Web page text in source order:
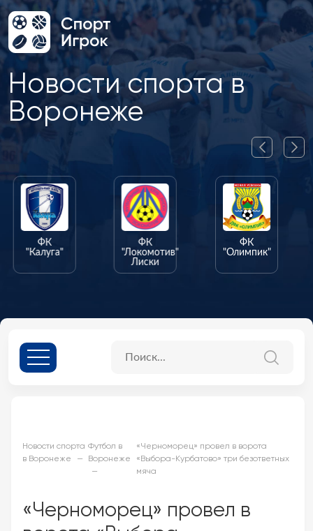
Новости спорта в
Воронеже
ФК
"Калуга"
ФК
"Локомотив"
Лиски
ФК
"Олимпик"
Новости спорта
в Воронеже
Футбол в
Воронеже
«Черноморец» провел в ворота
«Выбора-Курбатово» три безответных
мяча
«Черноморец» провел в